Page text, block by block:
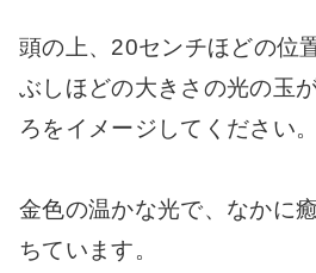
頭の上、20センチほどの位
ぶしほどの大きさの光の玉
ろをイメージしてください。
金色の温かな光で、なかに
ちています。